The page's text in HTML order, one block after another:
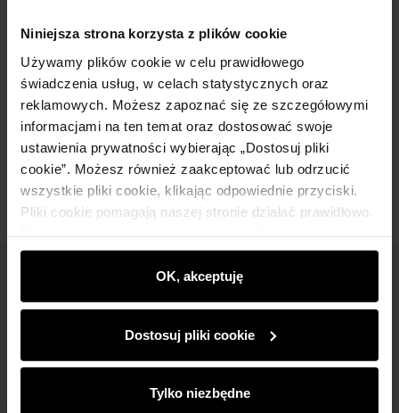
Niniejsza strona korzysta z plików cookie
Używamy plików cookie w celu prawidłowego
świadczenia usług, w celach statystycznych oraz
reklamowych. Możesz zapoznać się ze szczegółowymi
informacjami na ten temat oraz dostosować swoje
ustawienia prywatności wybierając „Dostosuj pliki
cookie”. Możesz również zaakceptować lub odrzucić
wszystkie pliki cookie, klikając odpowiednie przyciski.
Pliki cookie pomagają naszej stronie działać prawidłowo.
wyświetlać im dopasowane do ich preferencji treści,
rekomendacje oraz komunikaty reklamowe informujące o
najnowszych promocjach w e-sklepie. Informacje o tym,
partnerom społecznościowym, reklamowym i
analitycznym. Partnerzy mogą połączyć te informacje z
podczas korzystania z ich usług.
OK, akceptuję
Dostosuj pliki cookie
Tylko niezbędne
Szczegóły
Skład i wymiary
Opinie